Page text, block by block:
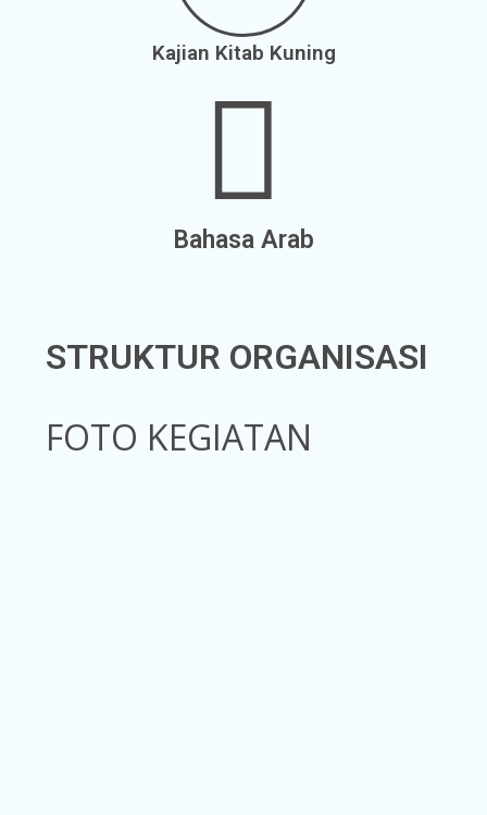
Kajian Kitab Kuning
Bahasa Arab
STRUKTUR ORGANISASI
FOTO KEGIATAN